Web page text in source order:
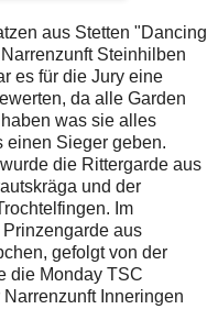
aus Stetten "Dancing
Steinhilben
es für die Jury eine
da alle Garden
was sie alles
einen Sieger geben.
die Rittergarde aus
und der
Im
aus
gefolgt von der
die Monday TSC
Inneringen